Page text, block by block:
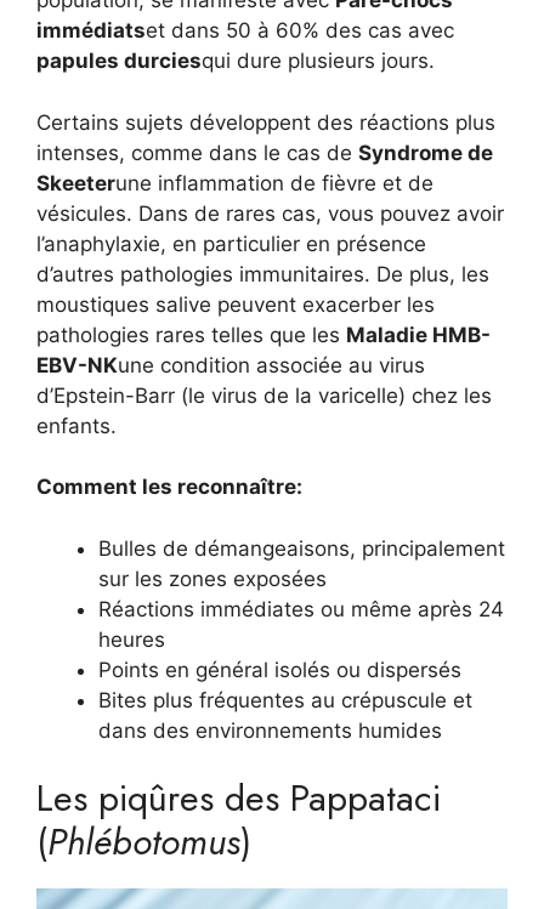
immédiatset dans 50 à 60% des cas avec
papules durciesqui dure plusieurs jours.
Certains sujets développent des réactions plus
intenses, comme dans le cas de Syndrome de
Skeeterune inflammation de fièvre et de
vésicules. Dans de rares cas, vous pouvez avoir
l’anaphylaxie, en particulier en présence
d’autres pathologies immunitaires. De plus, les
moustiques salive peuvent exacerber les
pathologies rares telles que les Maladie HMB-
EBV-NKune condition associée au virus
d’Epstein-Barr (le virus de la varicelle) chez les
enfants.
Comment les reconnaître:
Bulles de démangeaisons, principalement
sur les zones exposées
Réactions immédiates ou même après 24
heures
Points en général isolés ou dispersés
Bites plus fréquentes au crépuscule et
dans des environnements humides
Les piqûres des Pappataci
(Phlébotomus)